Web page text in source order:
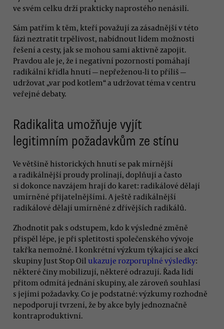
ve svém celku drží prakticky naprostého nenásilí.
Sám patřím k těm, kteří považují za zásadnější v této
fázi neztratit trpělivost, nabídnout lidem možnosti
řešení a cesty, jak se mohou sami aktivně zapojit.
Pravdou ale je, že i negativní pozorností pomáhají
radikální křídla hnutí — nepřeženou-li to příliš —
udržovat „var pod kotlem“ a udržovat téma v centru
veřejné debaty.
Radikalita umožňuje vyjít
legitimním požadavkům ze stínu
Ve většině historických hnutí se pak mírnější
a radikálnější proudy prolínají, doplňují a často
si dokonce navzájem hrají do karet: radikálové dělají
umírněné přijatelnějšími. A ještě radikálnější
radikálové dělají umírněné z dřívějších radikálů.
Zhodnotit pak s odstupem, kdo k výsledné změně
přispěl lépe, je při spletitosti společenského vývoje
takřka nemožné. I konkrétní výzkum týkající se akcí
skupiny Just Stop Oil ukazuje rozporuplné výsledky:
některé činy mobilizují, některé odrazují. Řada lidí
přitom odmítá jednání skupiny, ale zároveň souhlasí
s jejími požadavky. Co je podstatné: výzkumy rozhodně
nepodporují tvrzení, že by akce byly jednoznačně
kontraproduktivní.